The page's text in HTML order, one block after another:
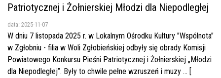
Patriotycznej i Żołnierskiej Młodzi dla Niepodległej
data: 2025-11-07
W dniu 7 listopada 2025 r. w Lokalnym Ośrodku Kultury "Wspólnota"
w Zgłobniu - filia w Woli Zgłobieńskiej odbyły się obrady Komisji
Powiatowego Konkursu Pieśni Patriotycznej i Żołnierskiej „Młodzi
dla Niepodległej”. Były to chwile pełne wzruszeń i muzy ... [